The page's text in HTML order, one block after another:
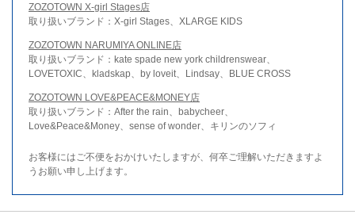
ZOZOTOWN X-girl Stages店
取り扱いブランド：X-girl Stages、XLARGE KIDS
ZOZOTOWN NARUMIYA ONLINE店
取り扱いブランド：kate spade new york childrenswear、
LOVETOXIC、kladskap、by loveit、Lindsay、BLUE CROSS
ZOZOTOWN LOVE&PEACE&MONEY店
取り扱いブランド：After the rain、babycheer、
Love&Peace&Money、sense of wonder、キリンのソフィ
お客様にはご不便をおかけいたしますが、何卒ご理解いただきますよ
うお願い申し上げます。